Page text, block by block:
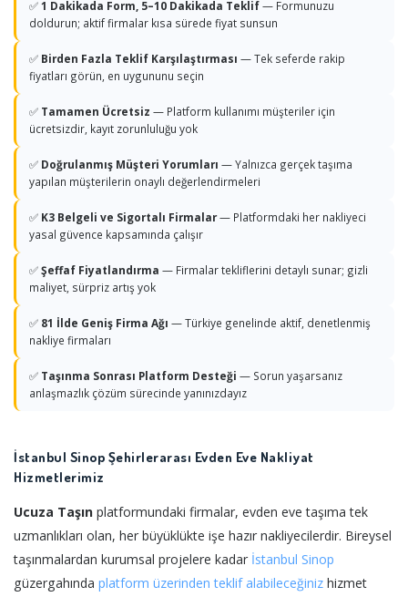
✅1 Dakikada Form, 5–10 Dakikada Teklif— Formunuzu
doldurun; aktif firmalar kısa sürede fiyat sunsun
✅ Birden Fazla Teklif Karşılaştırması — Tek seferde rakip
fiyatları görün, en uygununu seçin
✅ Tamamen Ücretsiz — Platform kullanımı müşteriler için
ücretsizdir, kayıt zorunluluğu yok
✅ Doğrulanmış Müşteri Yorumları — Yalnızca gerçek taşıma
yapılan müşterilerin onaylı değerlendirmeleri
✅ K3 Belgeli ve Sigortalı Firmalar— Platformdaki her nakliyeci
yasal güvence kapsamında çalışır
✅Şeffaf Fiyatlandırma — Firmalar tekliflerini detaylı sunar; gizli
maliyet, sürpriz artış yok
✅ 81 İlde Geniş Firma Ağı — Türkiye genelinde aktif, denetlenmiş
nakliye firmaları
✅ Taşınma Sonrası Platform Desteği — Sorun yaşarsanız
anlaşmazlık çözüm sürecinde yanınızdayız
İstanbul Sinop Şehirlerarası Evden Eve Nakliyat
Hizmetlerimiz
Ucuza Taşın platformundaki firmalar, evden eve taşıma tek
uzmanlıkları olan, her büyüklükte işe hazır nakliyecilerdir. Bireysel
taşınmalardan kurumsal projelere kadar İstanbul Sinop
güzergahında platform üzerinden teklif alabileceğiniz hizmet